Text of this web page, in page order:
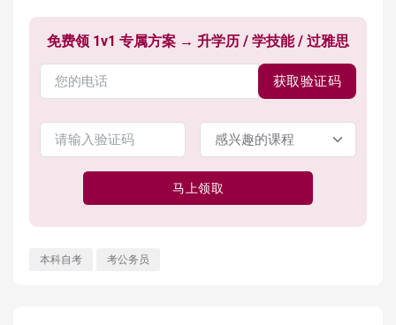
免费领 1v1 专属方案 → 升学历 / 学技能 / 过雅思
获取验证码
马上领取
本科自考 考公务员